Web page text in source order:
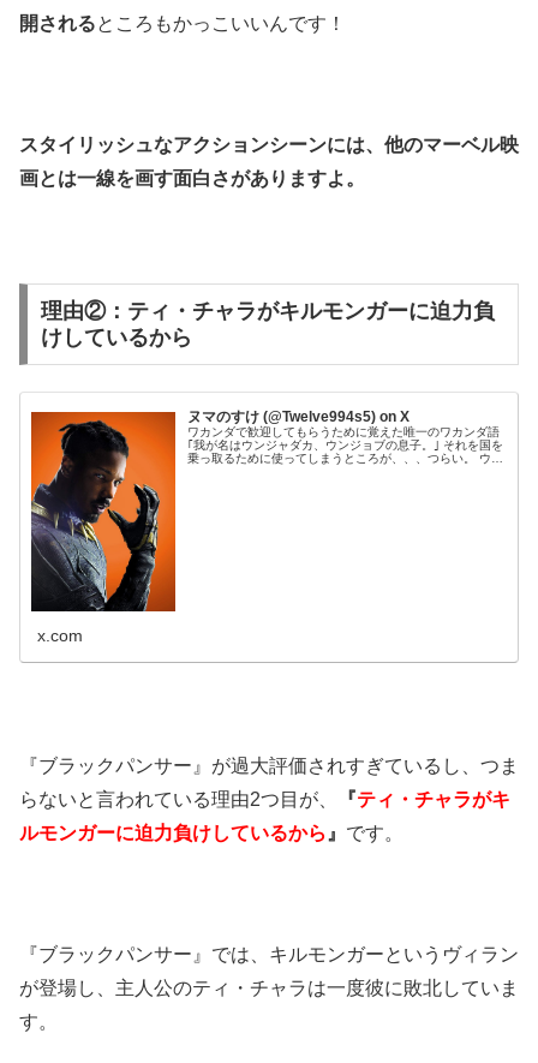
開されるところもかっこいいんです！
スタイリッシュなアクションシーンには、他のマーベル映
画とは一線を画す面白さがありますよ。
理由②：ティ・チャラがキルモンガーに迫力負
けしているから
ヌマのすけ (@Twelve994s5) on X
ワカンダで歓迎してもらうために覚えた唯一のワカンダ語
｢我が名はウンジャダカ、ウンジョブの息子。｣ それを国を
乗っ取るために使ってしまうところが、、、つらい。 ウン
x.com
『ブラックパンサー』が過大評価されすぎているし、つま
らないと言われている理由2つ目が、
『ティ・チャラがキ
ルモンガーに迫力負けしているから 』 です。
『ブラックパンサー』では、キルモンガーというヴィラン
が登場し、主人公のティ・チャラは一度彼に敗北していま
す。